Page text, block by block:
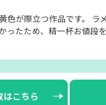
色が際立つ作品です。 ラ
ったため、精一杯お値段
こちら